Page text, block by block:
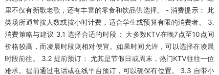
里不仅有新歌老歌，还有丰富的零食和饮品供选择。 - 消费提示： 此
类场所通常按人数或按小时计费，适合学生或预算有限的消费者。 3.
消费策略与建议 3.1 选择合适的时段： 大多数KTV在晚7点至10点间
价格较高，而凌晨时段则相对便宜。如果时间允许，可以选择在凌晨
时段前往。 3.2 提前预订： 尤其是节假日或周末，热门KTV往往一位
难求。提前通过电话或在线平台预订，可以确保有位置。 3.3 自带小